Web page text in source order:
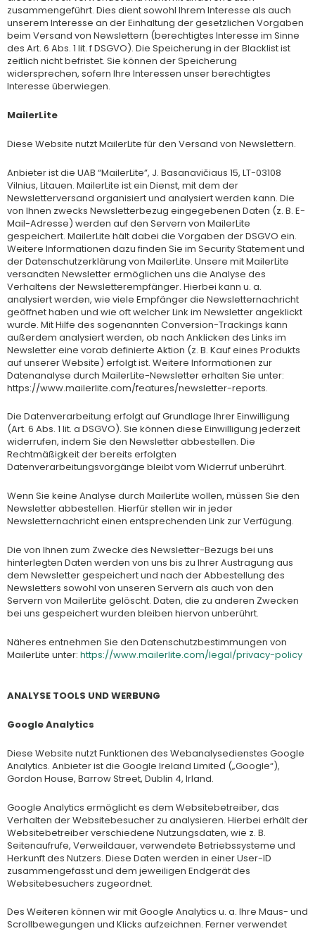
zusammengeführt. Dies dient sowohl Ihrem Interesse als auch
unserem Interesse an der Einhaltung der gesetzlichen Vorgaben
beim Versand von Newslettern (berechtigtes Interesse im Sinne
des Art. 6 Abs. 1 lit. f DSGVO). Die Speicherung in der Blacklist ist
zeitlich nicht befristet. Sie können der Speicherung
widersprechen, sofern Ihre Interessen unser berechtigtes
Interesse überwiegen.
MailerLite
Diese Website nutzt MailerLite für den Versand von Newslettern.
Anbieter ist die UAB “MailerLite”, J. Basanavičiaus 15, LT-03108
Vilnius, Litauen. MailerLite ist ein Dienst, mit dem der
Newsletterversand organisiert und analysiert werden kann. Die
von Ihnen zwecks Newsletterbezug eingegebenen Daten (z. B. E-
Mail-Adresse) werden auf den Servern von MailerLite
gespeichert. MailerLite hält dabei die Vorgaben der DSGVO ein.
Weitere Informationen dazu finden Sie im Security Statement und
der Datenschutzerklärung von MailerLite. Unsere mit MailerLite
versandten Newsletter ermöglichen uns die Analyse des
Verhaltens der Newsletterempfänger. Hierbei kann u. a.
analysiert werden, wie viele Empfänger die Newsletternachricht
geöffnet haben und wie oft welcher Link im Newsletter angeklickt
wurde. Mit Hilfe des sogenannten Conversion-Trackings kann
außerdem analysiert werden, ob nach Anklicken des Links im
Newsletter eine vorab definierte Aktion (z. B. Kauf eines Produkts
auf unserer Website) erfolgt ist. Weitere Informationen zur
Datenanalyse durch MailerLite-Newsletter erhalten Sie unter:
https://www.mailerlite.com/features/newsletter-reports.
Die Datenverarbeitung erfolgt auf Grundlage Ihrer Einwilligung
(Art. 6 Abs. 1 lit. a DSGVO). Sie können diese Einwilligung jederzeit
widerrufen, indem Sie den Newsletter abbestellen. Die
Rechtmäßigkeit der bereits erfolgten
Datenverarbeitungsvorgänge bleibt vom Widerruf unberührt.
Wenn Sie keine Analyse durch MailerLite wollen, müssen Sie den
Newsletter abbestellen. Hierfür stellen wir in jeder
Newsletternachricht einen entsprechenden Link zur Verfügung.
Die von Ihnen zum Zwecke des Newsletter-Bezugs bei uns
hinterlegten Daten werden von uns bis zu Ihrer Austragung aus
dem Newsletter gespeichert und nach der Abbestellung des
Newsletters sowohl von unseren Servern als auch von den
Servern von MailerLite gelöscht. Daten, die zu anderen Zwecken
bei uns gespeichert wurden bleiben hiervon unberührt.
Näheres entnehmen Sie den Datenschutzbestimmungen von
MailerLite unter: https://www.mailerlite.com/legal/privacy-policy
ANALYSE TOOLS UND WERBUNG
Google Analytics
Diese Website nutzt Funktionen des Webanalysedienstes Google
Analytics. Anbieter ist die Google Ireland Limited („Google“),
Gordon House, Barrow Street, Dublin 4, Irland.
Google Analytics ermöglicht es dem Websitebetreiber, das
Verhalten der Websitebesucher zu analysieren. Hierbei erhält der
Websitebetreiber verschiedene Nutzungsdaten, wie z. B.
Seitenaufrufe, Verweildauer, verwendete Betriebssysteme und
Herkunft des Nutzers. Diese Daten werden in einer User-ID
zusammengefasst und dem jeweiligen Endgerät des
Websitebesuchers zugeordnet.
Des Weiteren können wir mit Google Analytics u. a. Ihre Maus- und
Scrollbewegungen und Klicks aufzeichnen. Ferner verwendet